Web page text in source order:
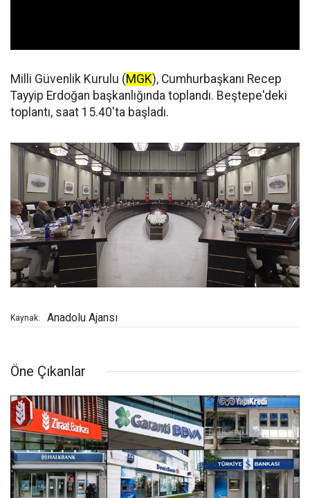
Milli Güvenlik Kurulu (MGK), Cumhurbaşkanı Recep
Tayyip Erdoğan başkanlığında toplandı. Beştepe'deki
toplantı, saat 15.40'ta başladı.
Kaynak: Anadolu Ajansı
Öne Çıkanlar